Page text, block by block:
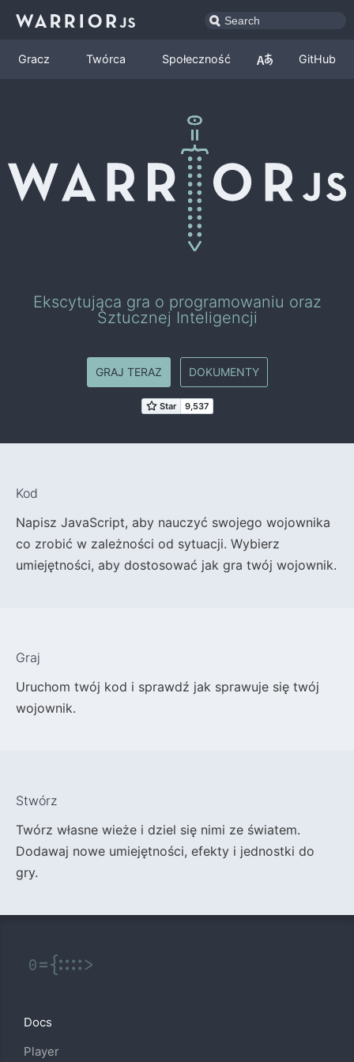
Gracz Twórca Społeczność GitHub
Ekscytująca gra o programowaniu oraz
Sztucznej Inteligencji
GRAJ TERAZ DOKUMENTY
Kod
Napisz JavaScript, aby nauczyć swojego wojownika
co zrobić w zależności od sytuacji. Wybierz
umiejętności, aby dostosować jak gra twój wojownik.
Graj
Uruchom twój kod i sprawdź jak sprawuje się twój
wojownik.
Stwórz
Twórz własne wieże i dziel się nimi ze światem.
Dodawaj nowe umiejętności, efekty i jednostki do
gry.
Docs
Player